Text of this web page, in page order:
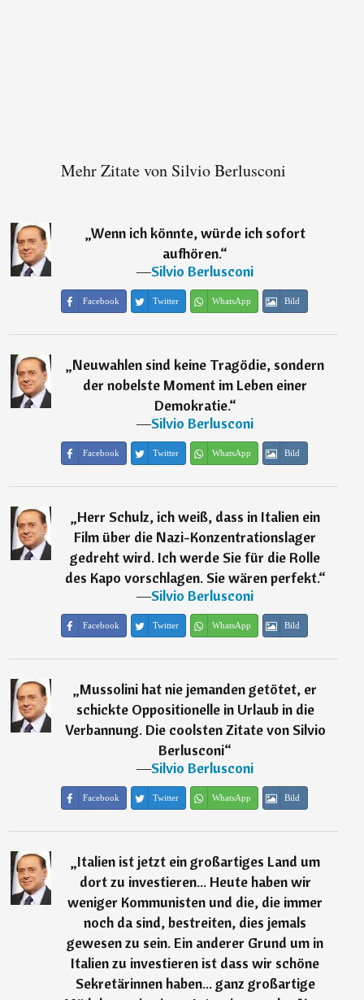
Mehr Zitate von Silvio Berlusconi
„Wenn ich könnte, würde ich sofort
aufhören.“
―Silvio Berlusconi
Facebook Twitter WhatsApp Bild
„Neuwahlen sind keine Tragödie, sondern
der nobelste Moment im Leben einer
Demokratie.“
―Silvio Berlusconi
Facebook Twitter WhatsApp Bild
„Herr Schulz, ich weiß, dass in Italien ein
Film über die Nazi-Konzentrationslager
gedreht wird. Ich werde Sie für die Rolle
des Kapo vorschlagen. Sie wären perfekt.“
―Silvio Berlusconi
Facebook Twitter WhatsApp Bild
„Mussolini hat nie jemanden getötet, er
schickte Oppositionelle in Urlaub in die
Verbannung. Die coolsten Zitate von Silvio
Berlusconi“
―Silvio Berlusconi
Facebook Twitter WhatsApp Bild
„Italien ist jetzt ein großartiges Land um
dort zu investieren... Heute haben wir
weniger Kommunisten und die, die immer
noch da sind, bestreiten, dies jemals
gewesen zu sein. Ein anderer Grund um in
Italien zu investieren ist dass wir schöne
Sekretärinnen haben... ganz großartige